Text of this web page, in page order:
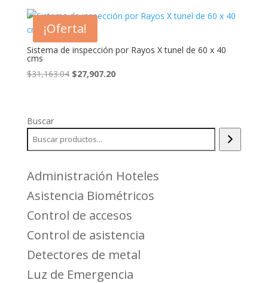
era:
$15,814.08.
es:
¡Oferta!
Sistema de inspección por Rayos X tunel de 60 x 40
cms
$31,163.04 El
$31,163.04.
$27,907.20El
$27,907.20.
Buscar
Administración Hoteles
Asistencia Biométricos
Control de accesos
Control de asistencia
Detectores de metal
Luz de Emergencia